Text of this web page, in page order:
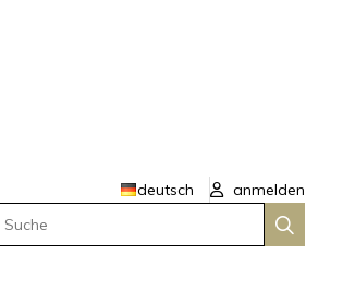
deutsch
anmelden
Suche